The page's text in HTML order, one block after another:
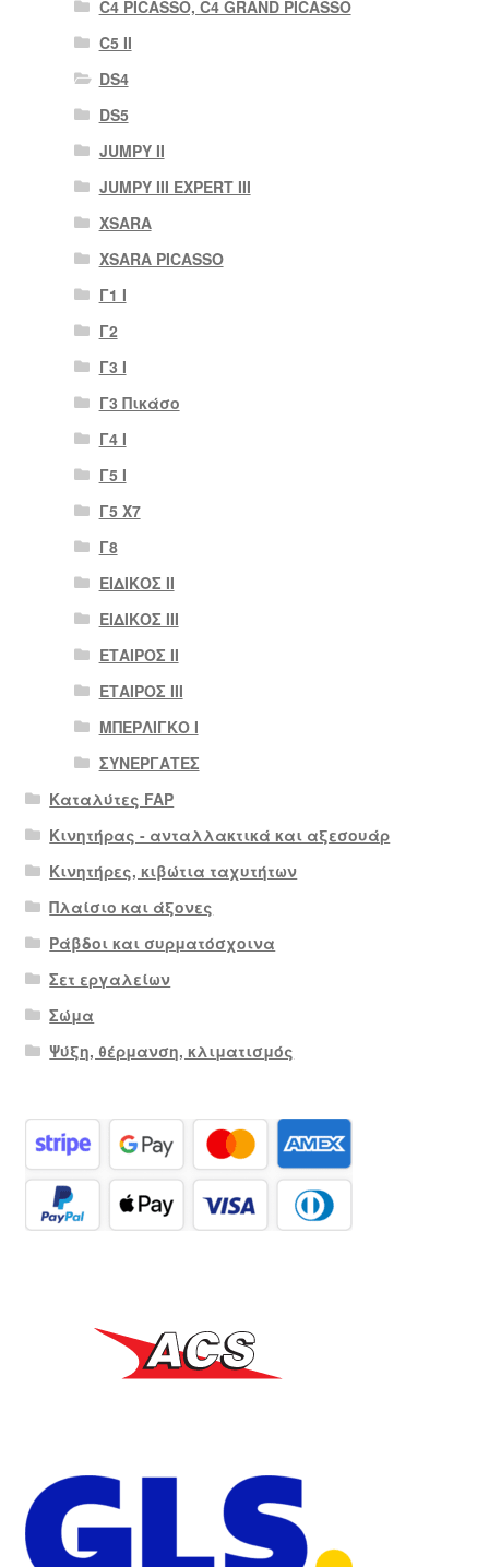
C4 PICASSO, C4 GRAND PICASSO
C5 II
DS4
DS5
JUMPY II
JUMPY III EXPERT III
XSARA
XSARA PICASSO
Γ1 Ι
Γ2
Γ3 Ι
Γ3 Πικάσο
Γ4 Ι
Γ5 Ι
Γ5 Χ7
Γ8
ΕΙΔΙΚΟΣ ΙΙ
ΕΙΔΙΚΟΣ ΙΙΙ
ΕΤΑΙΡΟΣ II
ΕΤΑΙΡΟΣ III
ΜΠΕΡΛΙΓΚΟ Ι
ΣΥΝΕΡΓΑΤΕΣ
Καταλύτες FAP
Κινητήρας - ανταλλακτικά και αξεσουάρ
Κινητήρες, κιβώτια ταχυτήτων
Πλαίσιο και άξονες
Ράβδοι και συρματόσχοινα
Σετ εργαλείων
Σώμα
Ψύξη, θέρμανση, κλιματισμός